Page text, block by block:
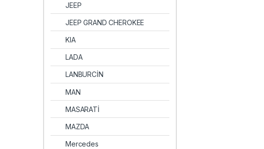
JEEP
JEEP GRAND CHEROKEE
KIA
LADA
LANBURCİN
MAN
MASARATİ
MAZDA
Mercedes